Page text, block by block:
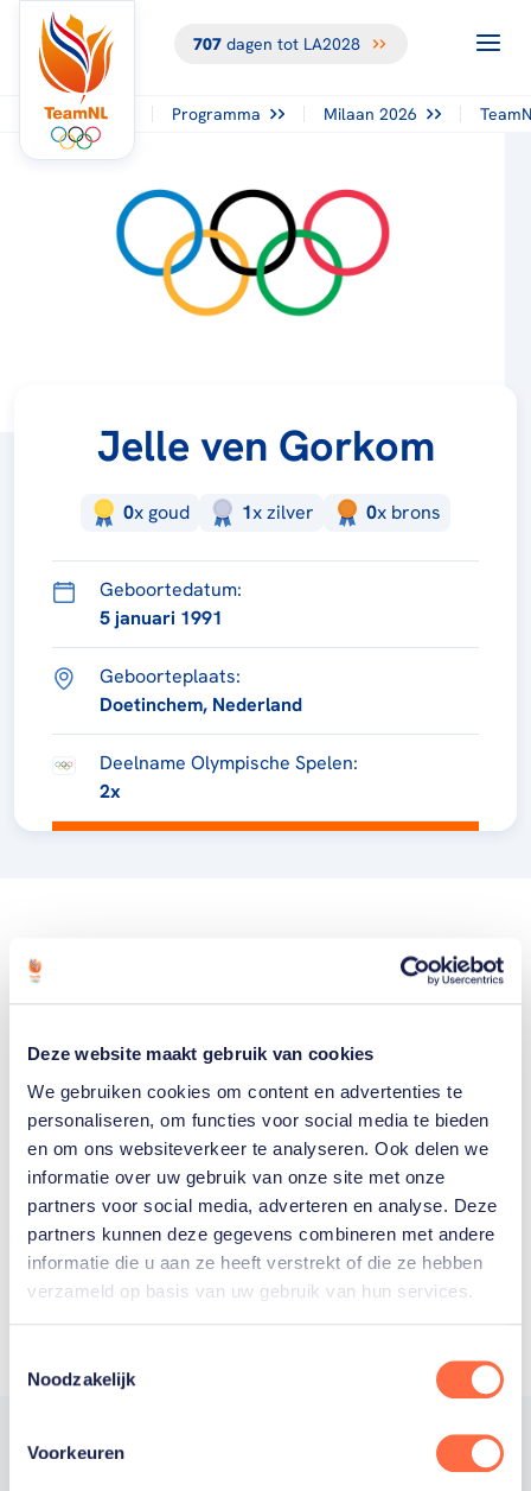
Deze website maakt gebruik van cookies
We gebruiken cookies om content en advertenties te
personaliseren, om functies voor social media te bieden
en om ons websiteverkeer te analyseren. Ook delen we
informatie over uw gebruik van onze site met onze
partners voor social media, adverteren en analyse. Deze
partners kunnen deze gegevens combineren met andere
informatie die u aan ze heeft verstrekt of die ze hebben
verzameld op basis van uw gebruik van hun services.
Noodzakelijk
Voorkeuren
707dagen tot LA2028
Programma Milaan 2026
Jelle ven Gorkom
0x goud 1xzilver 0x brons
Geboortedatum:
5 januari 1991
Geboorteplaats:
Doetinchem, Nederland
Deelname Olympische Spelen:
2x
Welke Nederlanders hebben er
ooit meegedaan aan de
Olympische Spelen?